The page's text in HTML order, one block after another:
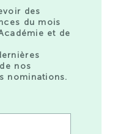
des
du mois
et de
nos
nominations.